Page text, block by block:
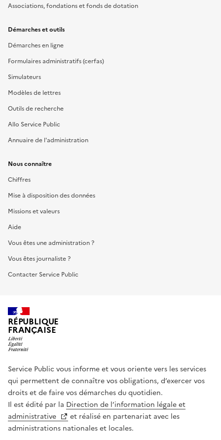
Associations, fondations et fonds de dotation
Démarches et outils
Démarches en ligne
Formulaires administratifs (cerfas)
Simulateurs
Modèles de lettres
Outils de recherche
Allo Service Public
Annuaire de l'administration
Nous connaître
Chiffres
Mise à disposition des données
Missions et valeurs
Aide
Vous êtes une administration ?
Vous êtes journaliste ?
Contacter Service Public
RÉPUBLIQUE
FRANÇAISE
Service Public vous informe et vous oriente vers les services
qui permettent de connaître vos obligations, d’exercer vos
droits et de faire vos démarches du quotidien.
Il est édité par la Direction de l’information légale et
administrative
et réalisé en partenariat avec les
administrations nationales et locales.